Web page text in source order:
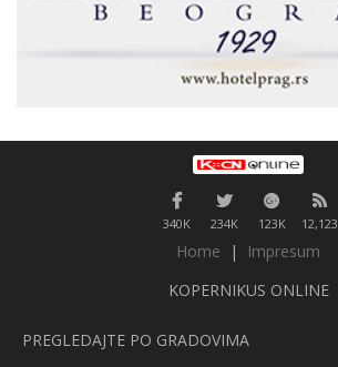
340K 234K 123K 12,123
Home |
Impresum
KOPERNIKUS ONLINE
PREGLEDAJTE PO GRADOVIMA